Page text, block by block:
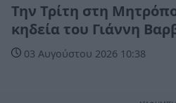
Την Τρίτη στη
κηδεία του Γιάννη
03 Αυγούστου 2026 10:38